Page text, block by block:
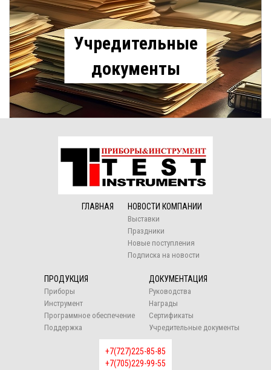
Учредительные
документы
ГЛАВНАЯ НОВОСТИ КОМПАНИИ
Выставки
Праздники
Новые поступления
Подписка на новости
ПРОДУКЦИЯ
Приборы
Инструмент
Программное обеспечение
Поддержка
ДОКУМЕНТАЦИЯ
Руководства
Награды
Сертификаты
Учредительные документы
+7(727)225-85-85
+7(705)229-99-55